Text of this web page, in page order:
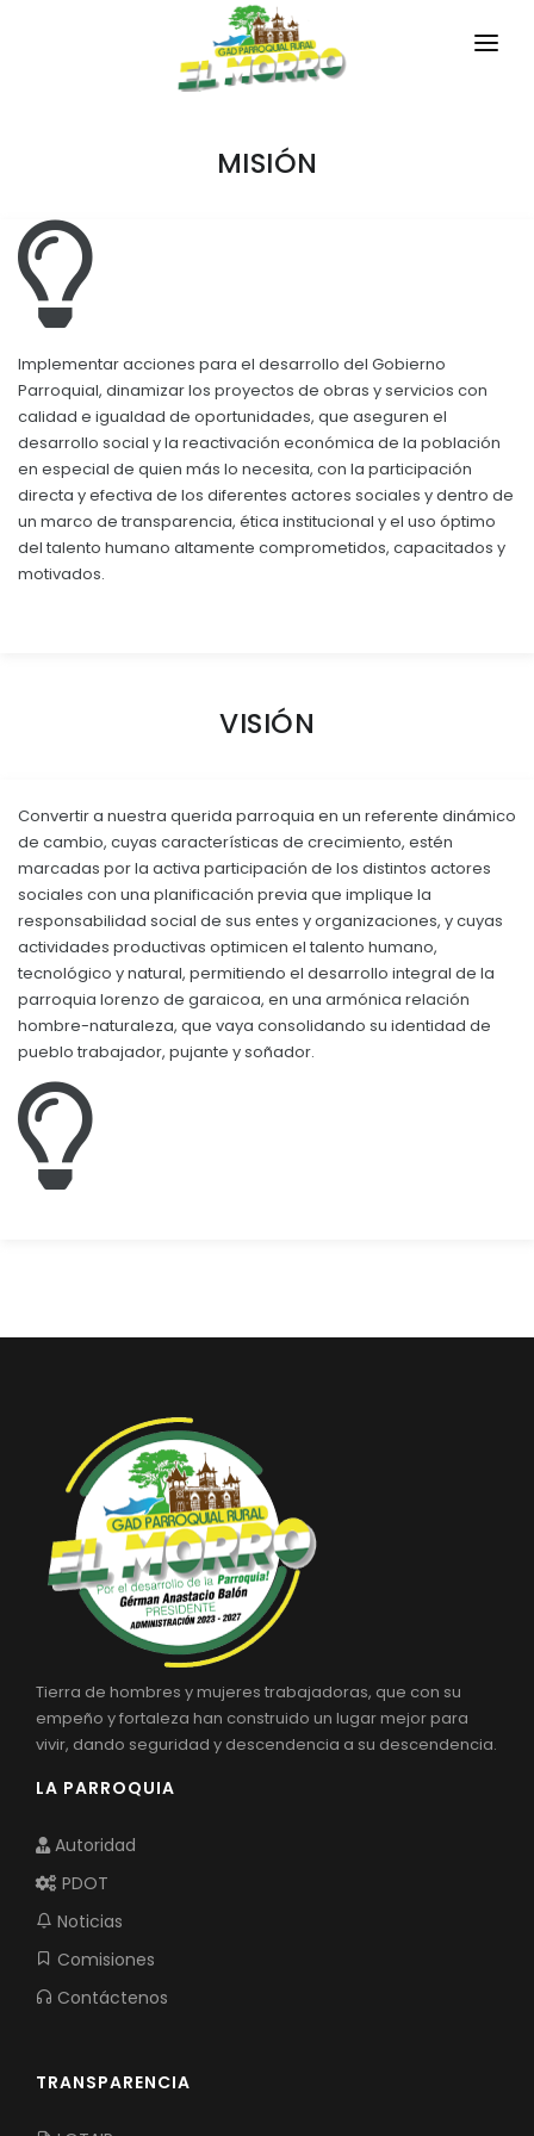
RESEÑA HISTÓRICA
Historia Antigua
Historia Actual
Símbolos Cívicos
GEOGRAFÍA
Ubicación
Clima
GAD
TRANSPARENCIA
NEW
GESTIÓN INSTITUCIONAL
Sesiones Ordinarias
Sesiones Extraordinarias
Resoluciones
Plan Operativo Anual - POA
PRESUPUESTO: EJECUCIÓN Y REPORTES
Cédulas presupuestarias y balances
Procesos de contratación
Ejecución Presupuestaria
Obras y proyectos
MECANISMOS DE PARTICIPACIÓN
CIUDADANÍA ACTIVA
Solicitud de acceso información pública
TURISMO
MISIÓN
Implementar acciones para el desarrollo del Gobierno
Parroquial, dinamizar los proyectos de obras y servicios con
calidad e igualdad de oportunidades, que aseguren el
desarrollo social y la reactivación económica de la población
en especial de quien más lo necesita, con la participación
directa y efectiva de los diferentes actores sociales y dentro de
un marco de transparencia, ética institucional y el uso óptimo
del talento humano altamente comprometidos, capacitados y
motivados.
VISIÓN
Convertir a nuestra querida parroquia en un referente dinámico
de cambio, cuyas características de crecimiento, estén
marcadas por la activa participación de los distintos actores
sociales con una planificación previa que implique la
responsabilidad social de sus entes y organizaciones, y cuyas
actividades productivas optimicen el talento humano,
tecnológico y natural, permitiendo el desarrollo integral de la
parroquia lorenzo de garaicoa, en una armónica relación
hombre-naturaleza, que vaya consolidando su identidad de
pueblo trabajador, pujante y soñador.
Tierra de hombres y mujeres trabajadoras, que con su
empeño y fortaleza han construido un lugar mejor para
vivir, dando seguridad y descendencia a su descendencia.
LA PARROQUIA
Autoridad
PDOT
Noticias
Comisiones
Contáctenos
TRANSPARENCIA